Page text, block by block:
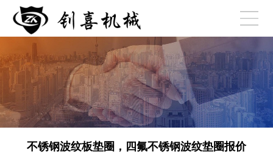
不锈钢波纹板垫圈，四氟不锈钢波纹垫圈报价